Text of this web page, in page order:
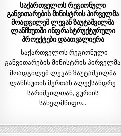
საქართველოს რეგიონული
განვითარების მინისტრის პირველმა
მოადგილემ ლევან ზაუტაშვილმა
ლანჩხუთში ინფრასტრუქტურული
პროექტები დაათვალიერა
საქართველოს რეგიონული
განვითარების მინისტრის პირველმა
მოადგილემ ლევან ზაუტაშვილმა
ლანჩხუთის მერთან ალექსანდრე
სარიშვილთან, გურიის
სახელმწიფო…